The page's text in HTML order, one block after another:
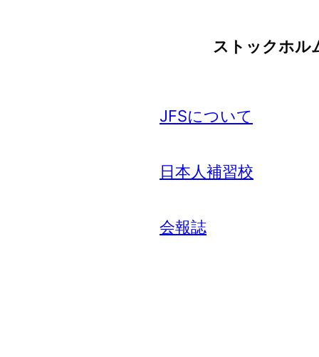
ストックホル
JFSについて
日本人補習校
会報誌